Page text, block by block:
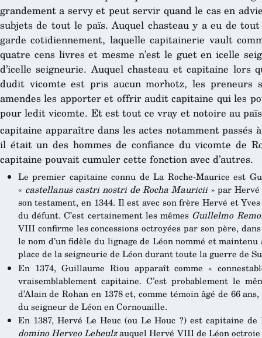
grandement a servy et peut servir quand le cas en
subjets de tout le païs. Auquel chasteau y a eu de
garde cotidiennement, laquelle capitainerie vault
quatre cens livres et mesme n’est le guet en icelle
d’icelle seigneurie. Auquel chasteau et capitaine
dudit vicomte est pris aucun morhotz, les preneurs
amendes les apporter et offrir audit capitaine qui les
pour ledit vicomte. Et est tout ce vray et notoire au
capitaine apparaître dans les actes notamment passés
il était un des hommes de confiance du vicomte de
capitaine pouvait cumuler cette fonction avec d’autres.
Le premier capitaine connu de La Roche-Maurice est
« castellanus castri nostri de Rocha Mauricii» par Hervé
son testament, en 1344. Il est avec son frère Hervé et
du défunt. C’est certainement les mêmes Guillelmo
VIII confirme les concessions octroyées par son père,
le nom d’un fidèle du lignage de Léon nommé et
place de la seigneurie de Léon durant toute la guerre de
En 1374, Guillaume Riou apparaît comme «
vraisemblablement capitaine. C’est probablement le
d’Alain de Rohan en 1378 et, comme témoin âgé de 66
du seigneur de Léon en Cornouaille.
En 1387, Hervé Le Heuc (ou Le Houc ?) est capitaine
domino Herveo Leheulzauquel Hervé VIII de Léon